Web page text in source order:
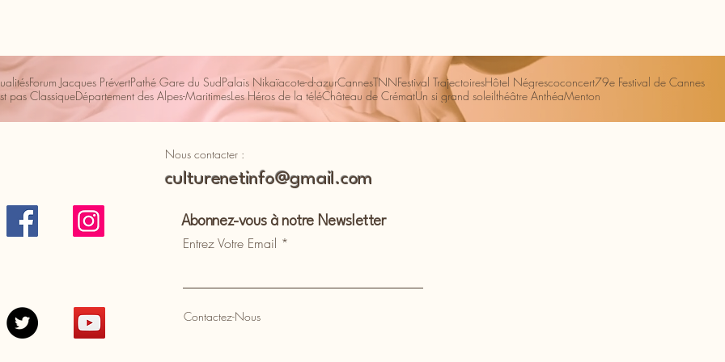
Forum Jacques PrévertPathé Gare du SudPalais Nikaïacote-d-azurCannesTNNFestival TrajectoiresHôtel Négrescoconcert79e Festival de Cannes
pas ClassiqueDépartement des Alpes-MaritimesLes Héros de la téléChâteau de CrématUn si grand soleilthéâtre AnthéaMenton
Nous contacter :
culturenetinfo@gmail.com
Abonnez-vous à notre Newsletter
Entrez Votre Email
Contactez-Nous